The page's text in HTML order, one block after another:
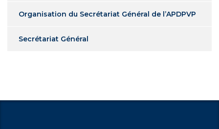
Organisation du Secrétariat Général de l’APDPVP
Secrétariat Général